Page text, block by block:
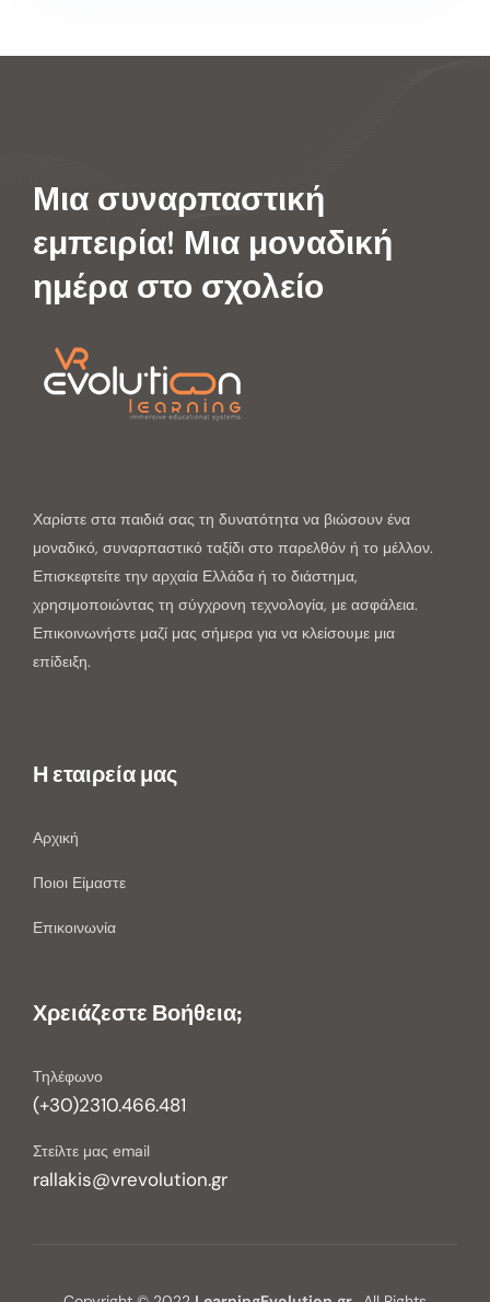
Μια συναρπαστική
εμπειρία! Μια μοναδική
ημέρα στο σχολείο
Χαρίστε στα παιδιά σας τη δυνατότητα να βιώσουν ένα
μοναδικό, συναρπαστικό ταξίδι στο παρελθόν ή το μέλλον.
Επισκεφτείτε την αρχαία Ελλάδα ή το διάστημα,
χρησιμοποιώντας τη σύγχρονη τεχνολογία, με ασφάλεια.
Επικοινωνήστε μαζί μας σήμερα για να κλείσουμε μια
επίδειξη.
Η εταιρεία μας
Αρχική
Ποιοι Είμαστε
Επικοινωνία
Χρειάζεστε Βοήθεια;
Τηλέφωνο
(+30)2310.466.481
Στείλτε μας email
rallakis@vrevolution.gr